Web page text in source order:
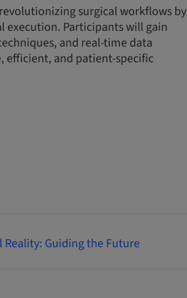
surgical workflows by
execution. Participants will gain
and real-time data
efficient, and patient-specific
Guiding the Future